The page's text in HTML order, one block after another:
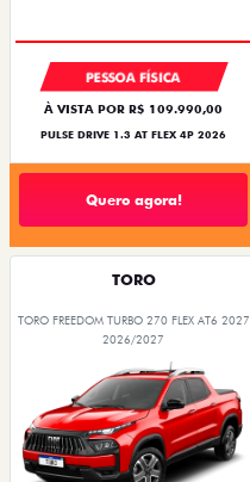
PESSOA FÍSICA
À VISTA POR R$ 109.990,00
PULSE DRIVE 1.3 AT FLEX 4P 2026
Quero agora!
TORO
TORO FREEDOM TURBO 270 FLEX AT6 2027
2026/2027